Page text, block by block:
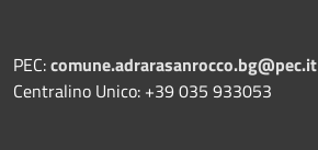
PEC:comune.adrarasanrocco.bg@pec.it
Centralino Unico: +39 035 933053